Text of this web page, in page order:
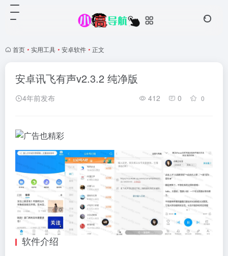
首页 • 实用工具 • 安卓软件 • 正文
安卓讯飞有声v2.3.2 纯净版
4年前发布 412 0 0
软件介绍